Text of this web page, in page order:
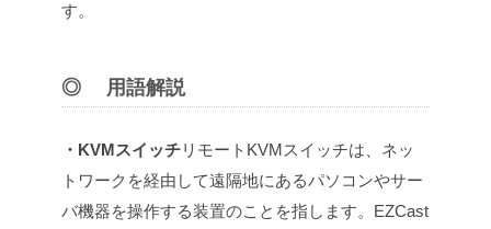
す。
◎ 用語解説
・KVMスイッチリモートKVMスイッチは、ネッ
トワークを経由して遠隔地にあるパソコンやサー
バ機器を操作する装置のことを指します。EZCast